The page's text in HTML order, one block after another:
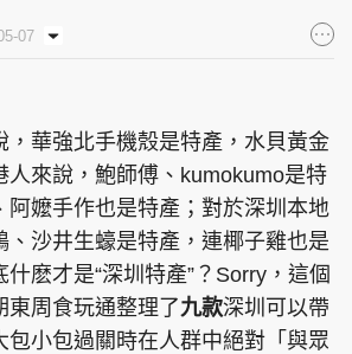
07
，華強北手機殼是特產，水貝黃金
人來說，鮑師傅、kumokumo是特
阿嬤手作也是特產；對於深圳本地
、沙井生蠔是特產，連椰子雞也是
麽才是“深圳特產”？Sorry，這個
東周食玩通整理了九款深圳可以帶
包小包過關時在人群中絕對「與眾